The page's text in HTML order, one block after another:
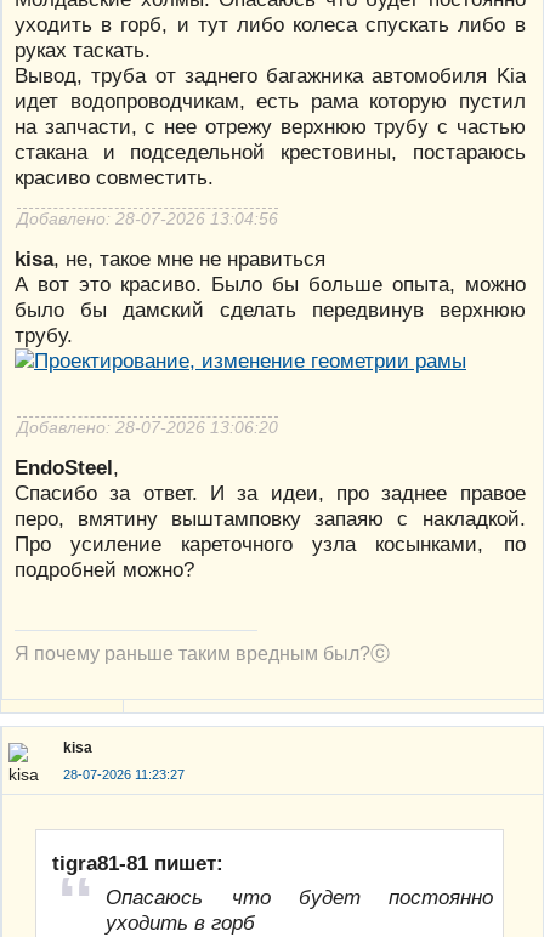
уходить в горб, и тут либо колеса спускать либо в
руках таскать.
Вывод, труба от заднего багажника автомобиля Kia
идет водопроводчикам, есть рама которую пустил
на запчасти, с нее отрежу верхнюю трубу с частью
стакана и подседельной крестовины, постараюсь
красиво совместить.
Добавлено: 28-07-2026 13:04:56
kisa, не, такое мне не нравиться
А вот это красиво. Было бы больше опыта, можно
было бы дамский сделать передвинув верхнюю
трубу.
Добавлено: 28-07-2026 13:06:20
EndoSteel,
Спасибо за ответ. И за идеи, про заднее правое
перо, вмятину выштамповку запаяю с накладкой.
Про усиление кареточного узла косынками, по
подробней можно?
Я почему раньше таким вредным был?ⓒ
kisa
28-07-2026 11:23:27
tigra81-81 пишет:
Опасаюсь что будет постоянно
уходить в горб